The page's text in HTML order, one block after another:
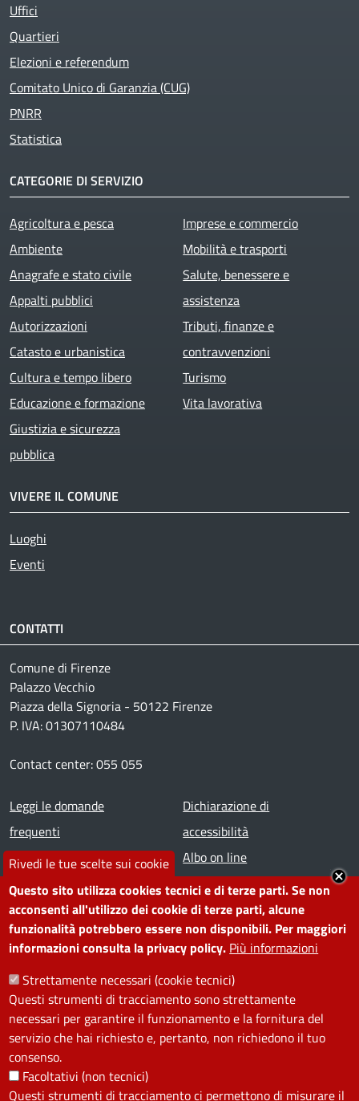
Rivedi le tue scelte sui cookie
Questo sito utilizza cookies tecnici e di terze parti. Se non
acconsenti all'utilizzo dei cookie di terze parti, alcune
funzionalità potrebbero essere non disponibili. Per maggiori
informazioni consulta la privacy policy. Più informazioni
Strettamente necessari (cookie tecnici)
Questi strumenti di tracciamento sono strettamente
necessari per garantire il funzionamento e la fornitura del
servizio che hai richiesto e, pertanto, non richiedono il tuo
consenso.
Facoltativi (non tecnici)
Questi strumenti di tracciamento ci permettono di misurare il
Uffici
Quartieri
Elezioni e referendum
Comitato Unico di Garanzia (CUG)
PNRR
Statistica
CATEGORIE DI SERVIZIO
Agricoltura e pesca
Ambiente
Anagrafe e stato civile
Appalti pubblici
Autorizzazioni
Catasto e urbanistica
Cultura e tempo libero
Educazione e formazione
Giustizia e sicurezza
pubblica
Imprese e commercio
Mobilità e trasporti
Salute, benessere e
assistenza
Tributi, finanze e
contravvenzioni
Turismo
Vita lavorativa
VIVERE IL COMUNE
Luoghi
Eventi
CONTATTI
Comune di Firenze
Palazzo Vecchio
Piazza della Signoria - 50122 Firenze
P. IVA: 01307110484
Contact center: 055 055
Footer menu
Leggi le domande
frequenti
Prenota appuntamento
Segnala disservizio
Amministrazione
trasparente
Note legali
Dichiarazione di
accessibilità
Albo on line
Redazione web
Piano di miglioramento dei
servizi
Contatti
SEGUICI SU
Facebook
Instagram
YouTube
Telegram
WhatsApp
TwitterLinkedin
PRIVACY